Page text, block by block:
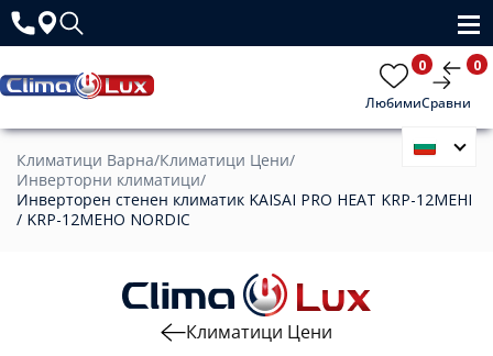
Любими
0
Сравни
0
Климатици Варна/Климатици Цени/
Инверторни климатици/
Инверторен стенен климатик KAISAI PRO HEAT KRP-12MEHI
/ KRP-12MEHO NORDIC
Климатици Цени